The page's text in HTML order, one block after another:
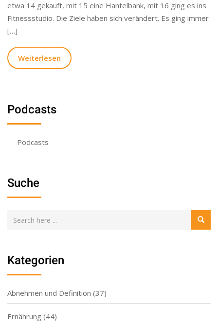
etwa 14 gekauft, mit 15 eine Hantelbank, mit 16 ging es ins
Fitnessstudio. Die Ziele haben sich verändert. Es ging immer
[…]
Weiterlesen
Podcasts
Podcasts
Suche
Kategorien
Abnehmen und Definition (37)
Ernährung (44)